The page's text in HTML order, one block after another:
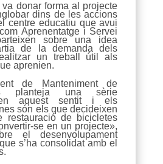
donar forma al projecte
dins de les accions
centre educatiu que avui
Aprenentatge i Servei
sobre una idea
de la demanda dels
un treball útil als
aprenien.
de Manteniment de
planteja una sèrie
en aquest sentit i els
són els que decideixen
restauració de bicicletes
se en un projecte»,
el desenvolupament
s’ha consolidat amb el